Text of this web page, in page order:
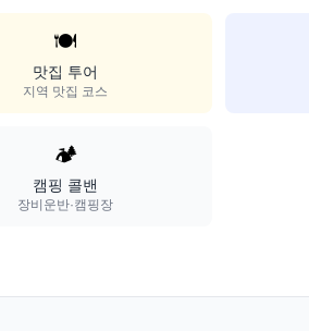
🍽️
맛집 투어
지역 맛집 코스
🏕️
캠핑 콜밴
장비운반·캠핑장